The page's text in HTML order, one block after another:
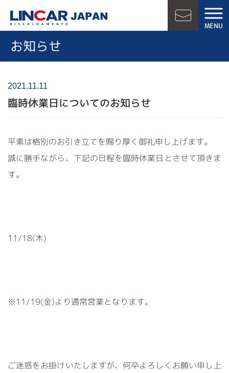
MENU
お知らせ
2021.11.11
臨時休業日についてのお知らせ
平素は格別のお引き立てを賜り厚く御礼申し上げます。
誠に勝手ながら、下記の日程を臨時休業日とさせて頂きま
す。
11/18(木)
※11/19(金)より通常営業となります。
ご迷惑をお掛けいたしますが、何卒よろしくお願い申し上